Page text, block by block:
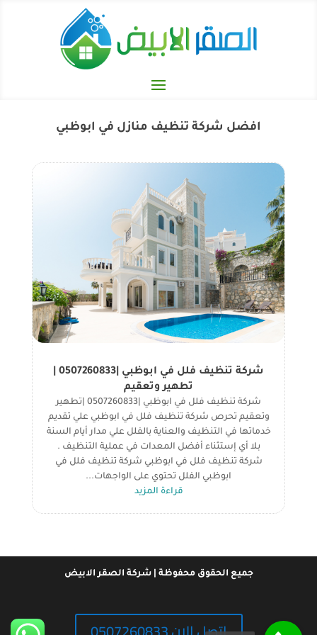
افضل شركة تنظيف منازل في ابوظبي
شركة تنظيف فلل في ابوظبي |0507260833 |
تطهير وتعقيم
شركة تنظيف فلل في ابوظبي |0507260833 |تطهير
وتعقيم تحرص شركة تنظيف فلل في ابوظبي علي تقديم
خدماتها في التنظيف والعناية بالفلل علي مدار أيام السنة
بلا أي إستثناء أفضل المعدات في عملية التنظيف .
شركة تنظيف فلل في ابوظبي شركة تنظيف فلل في
ابوظبي الفلل تحتوي على الواجهات...
قراءة المزيد
جميع الحقوق محفوظة | شركة الصقر الابيض